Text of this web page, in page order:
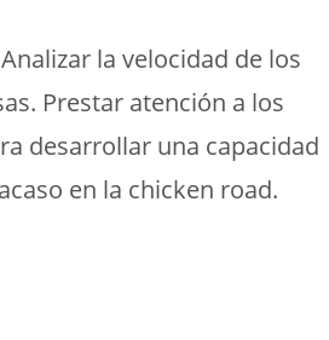
la velocidad de los
Prestar atención a los
desarrollar una capacidad
en la chicken road.